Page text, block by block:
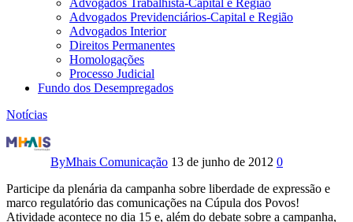
Advogados Previdenciários-Capital e Região
Advogados Interior
Direitos Permanentes
Homologações
Processo Judicial
Fundo dos Desempregados
Notícias
Participe
plenária
ByMhais Comunicação 13 de junho de 2012 0
Participe da plenária da campanha sobre liberdade de expressão e
marco regulatório das comunicações na Cúpula dos Povos!
Atividade acontece no dia 15 e, além do debate sobre a campanha,